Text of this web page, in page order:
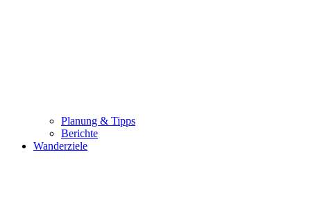
Planung & Tipps
Berichte
Wanderziele